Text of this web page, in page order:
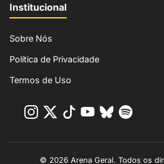
Institucional
Sobre Nós
Política de Privacidade
Termos de Uso
© 2026 Arena Geral. Todos os